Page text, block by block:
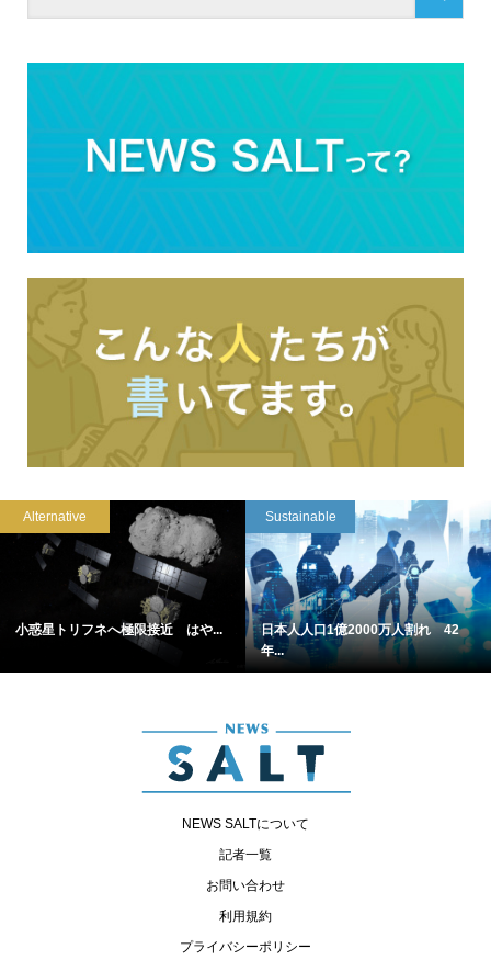
Alternative
小惑星トリフネへ極限接近 はや...
Sustainable
日本人人口1億2000万人割れ 42
年...
NEWS SALTについて
記者一覧
お問い合わせ
利用規約
プライバシーポリシー